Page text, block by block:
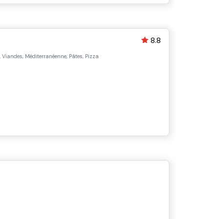
Méditerranéenne, Pâtes, Pizza
8.8